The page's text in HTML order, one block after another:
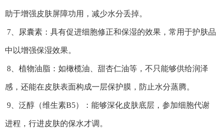
助于增强皮肤屏障功用，减少水分丢掉。
7、尿囊素：具有促进细胞修正和保湿的效果，常用于护肤品
中以增强保湿效果。
8、植物油脂：如橄榄油、甜杏仁油等，不只能够供给润泽
感，还能在皮肤表面构成一层保护膜，防止水分蒸腾。
9、泛醇（维生素B5）：能够深化皮肤底层，参加细胞代谢
进程，行进皮肤的保水才调。